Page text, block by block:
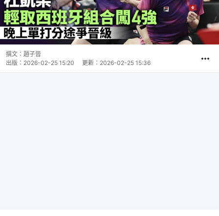
撰文： 趙子晉
出版： 2026-02-25 15:20 更新： 2026-02-25 15:36